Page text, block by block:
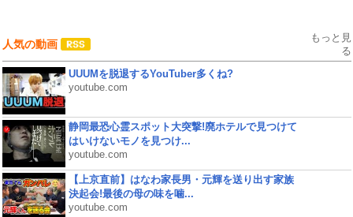
人気の動画
もっと見
る
UUUMを脱退するYouTuber多くね?
youtube.com
静岡最恐心霊スポット大突撃!廃ホテルで見つけて
はいけないモノを見つけ...
youtube.com
【上京直前】はなわ家長男・元輝を送り出す家族
決起会!最後の母の味を噛...
youtube.com